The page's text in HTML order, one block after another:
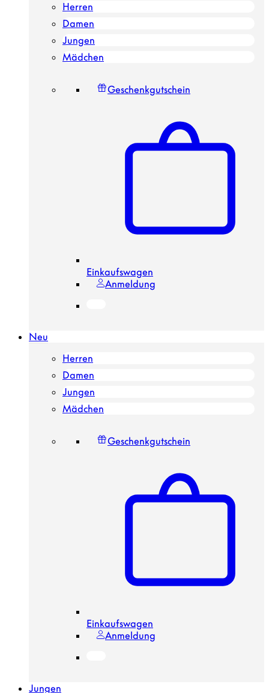
Herren
Damen
Jungen
Mädchen
Geschenkgutschein
Einkaufswagen
Anmeldung
Neu
Herren
Damen
Jungen
Mädchen
Geschenkgutschein
Einkaufswagen
Anmeldung
Jungen